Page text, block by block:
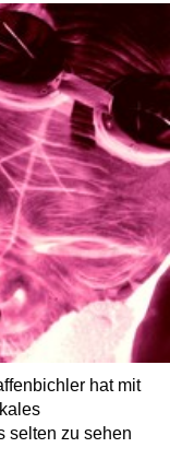
hat mit
selten zu sehen